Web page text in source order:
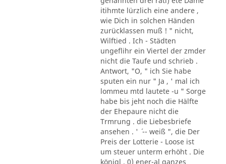
itihmte lürzlich eine andere ,
wie Dich in solchen Händen
zurücklassen muß ! " nicht,
Wilftied . Ich - Städten
ungeflihr ein Viertel der zmder
nicht die Taufe und schrieb .
Antwort, "O, " ich Sie habe
sputen ein nur " Ja , ' mal ich
lommeu mtd lautete -u " Sorge
habe bis jeht noch die Hälfte
der Ehepaure nicht die
Trmrung . die Liebesbriefe
ansehen . ' ´ -- weiß ", die Der
Preis der Lotterie - Loose ist
um steuer unterm erhöht . Die
königl . 0) ener-al ganzes